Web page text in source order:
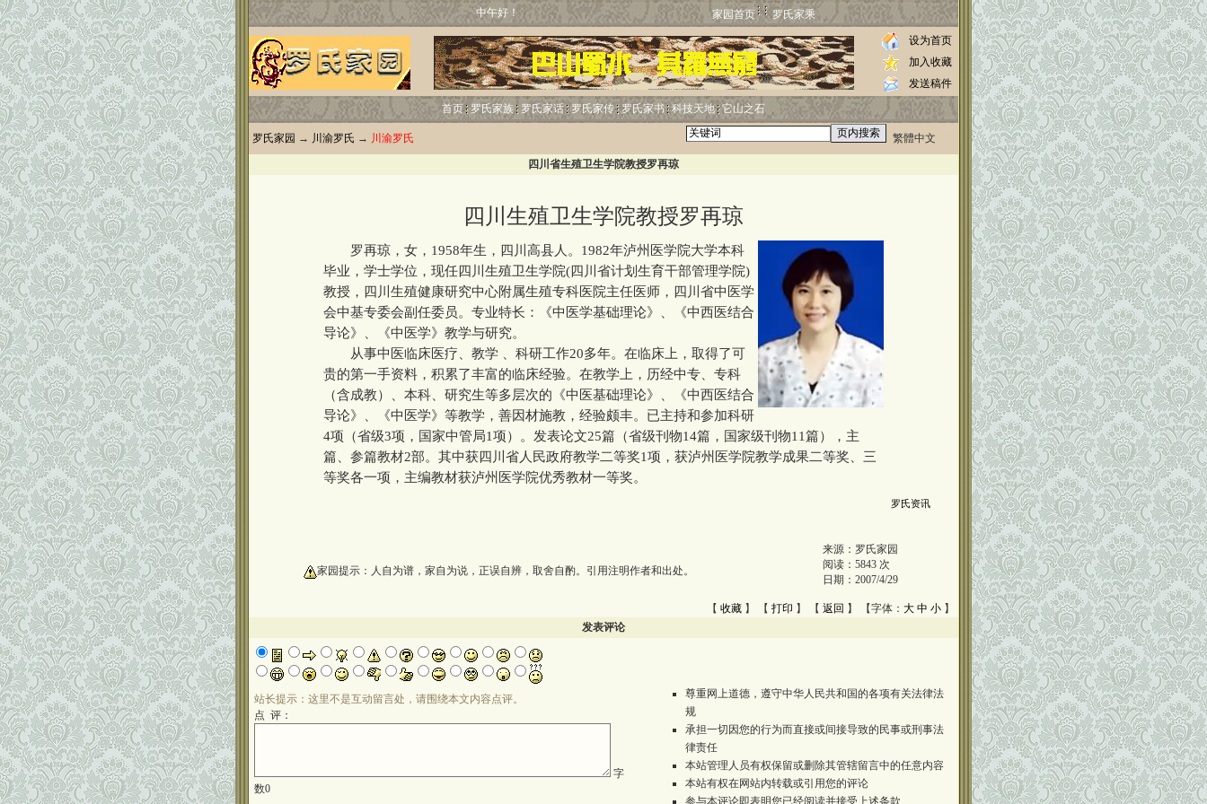
中午好！ 家园首页 罗氏家乘
设为首页
加入收藏
发送稿件
首页 罗氏家族 罗氏家话 罗氏家传 罗氏家书 科技天地 它山之石
罗氏家园 → 川渝罗氏 → 川渝罗氏 繁體中文
四川省生殖卫生学院教授罗再琼
四川生殖卫生学院教授罗再琼
罗再琼，女，1958年生，四川高县人。1982年泸州医学院大学本科
毕业，学士学位，现任四川生殖卫生学院(四川省计划生育干部管理学院)
教授，四川生殖健康研究中心附属生殖专科医院主任医师，四川省中医学
会中基专委会副任委员。专业特长：《中医学基础理论》、《中西医结合
导论》、《中医学》教学与研究。
从事中医临床医疗、教学 、科研工作20多年。在临床上，取得了可
贵的第一手资料，积累了丰富的临床经验。在教学上，历经中专、专科
（含成教）、本科、研究生等多层次的《中医基础理论》、《中西医结合
导论》、《中医学》等教学，善因材施教，经验颇丰。已主持和参加科研
4项（省级3项，国家中管局1项）。发表论文25篇（省级刊物14篇，国家级刊物11篇），主
篇、参篇教材2部。其中获四川省人民政府教学二等奖1项，获泸州医学院教学成果二等奖、三
等奖各一项，主编教材获泸州医学院优秀教材一等奖。
罗氏资讯
家园提示：人自为谱，家自为说，正误自辨，取舍自酌。引用注明作者和出处。
来源： 罗氏家园
阅读： 5843 次
日期： 2007/4/29
【 收藏 】 【 打印 】 【 返回 】 【字体： 大 中 小 】
发表评论
站长提示：这里不是互动留言处，请围绕本文内容点评。
点 评：
字
数0
尊重网上道德，遵守中华人民共和国的各项有关法律法
规
承担一切因您的行为而直接或间接导致的民事或刑事法
律责任
本站管理人员有权保留或删除其管辖留言中的任意内容
本站有权在网站内转载或引用您的评论
参与本评论即表明您已经阅读并接受上述条款